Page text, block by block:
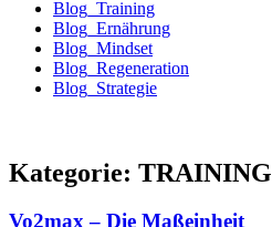
Blog_Training
Blog_Ernährung
Blog_Mindset
Blog_Regeneration
Blog_Strategie
Kategorie: TRAINING
Vo2max – Die Maßeinheit